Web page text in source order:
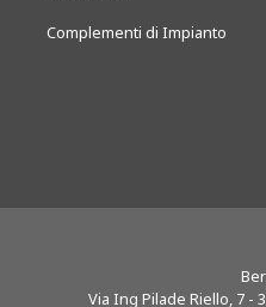
Complementi di Impianto
Via Ing Pilade Riello, 7 -